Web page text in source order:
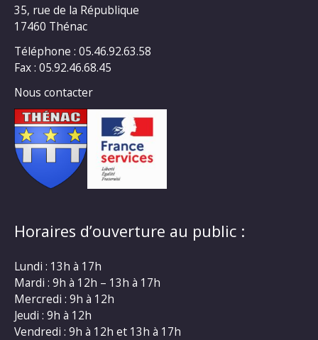
35, rue de la République
17460 Thénac
Téléphone : 05.46.92.63.58
Fax : 05.92.46.68.45
Nous contacter
Horaires d’ouverture au public :
Lundi : 13h à 17h
Mardi : 9h à 12h – 13h à 17h
Mercredi : 9h à 12h
Jeudi : 9h à 12h
Vendredi : 9h à 12h et 13h à 17h